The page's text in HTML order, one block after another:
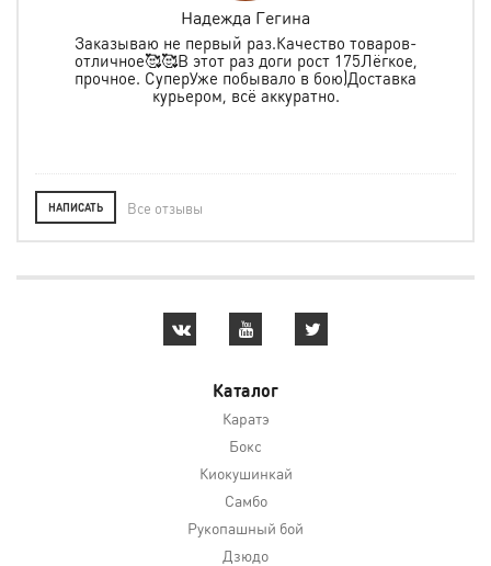
Надежда Гегина
Заказываю не первый раз.Качество товаров-
отличное🥰🥰В этот раз доги рост 175Лёгкое,
прочное. СуперУже побывало в бою)Доставка
курьером, всё аккуратно.
НАПИСАТЬ Все отзывы
Каталог
Каратэ
Бокс
Киокушинкай
Самбо
Рукопашный бой
Дзюдо